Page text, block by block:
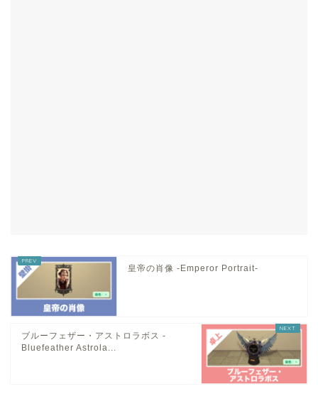
皇帝の肖像 -Emperor Portrait-
ブルーフェザー・アストロラボス -
Bluefeather Astrola...